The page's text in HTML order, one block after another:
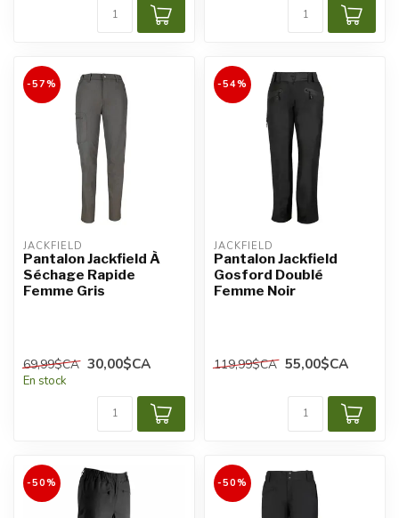
-57%
JACKFIELD
Pantalon Jackfield À
Séchage Rapide
Femme Gris
69,99$CA 30,00$CA
En stock
-54%
JACKFIELD
Pantalon Jackfield
Gosford Doublé
Femme Noir
119,99$CA 55,00$CA
-50% -50%